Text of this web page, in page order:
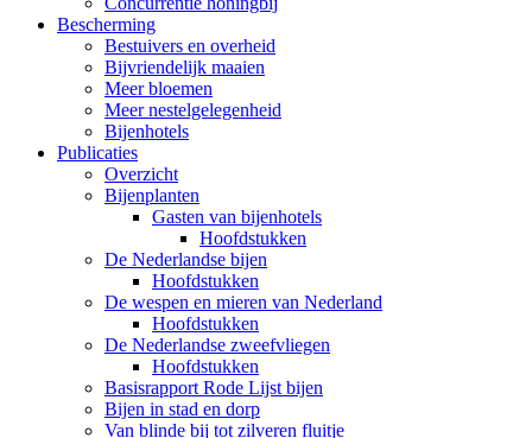
Bescherming
Bestuivers en overheid
Bijvriendelijk maaien
Meer bloemen
Meer nestelgelegenheid
Bijenhotels
Publicaties
Overzicht
Bijenplanten
Gasten van bijenhotels
Hoofdstukken
De Nederlandse bijen
Hoofdstukken
De wespen en mieren van Nederland
Hoofdstukken
De Nederlandse zweefvliegen
Hoofdstukken
Basisrapport Rode Lijst bijen
Bijen in stad en dorp
Van blinde bij tot zilveren fluitje